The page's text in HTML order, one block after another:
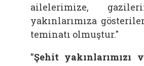
ailelerimize,
yakınlarımıza
teminatı olmuştur."
"Şehit